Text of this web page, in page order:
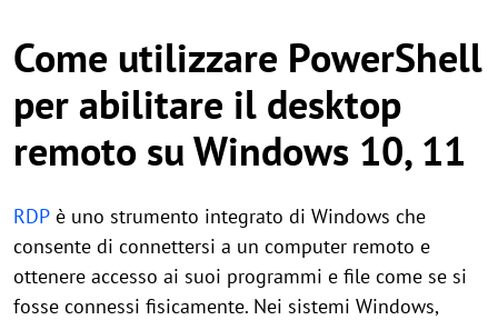
Come utilizzare PowerShell
per abilitare il desktop
remoto su Windows 10, 11
RDP è uno strumento integrato di Windows che
consente di connettersi a un computer remoto e
ottenere accesso ai suoi programmi e file come se si
fosse connessi fisicamente. Nei sistemi Windows,